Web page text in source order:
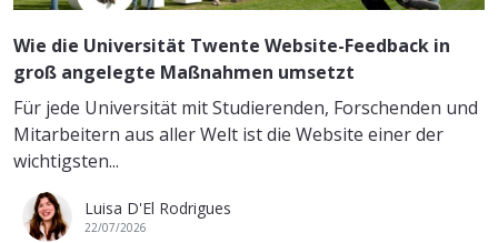
Wie die Universität Twente Website-Feedback in
groß angelegte Maßnahmen umsetzt
Für jede Universität mit Studierenden, Forschenden und
Mitarbeitern aus aller Welt ist die Website einer der
wichtigsten...
Luisa D'El Rodrigues
22/07/2026